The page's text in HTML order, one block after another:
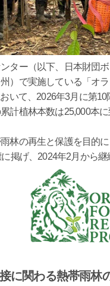
ター（以下、日本財団
）で実施している「オ
いて、2026年3月に第
計植林本数は25,000本に
林の再生と保護を目的
掲げ、2024年2月から継
に関わる熱帯雨林